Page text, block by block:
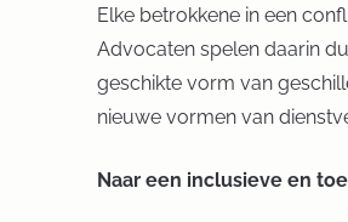
Elke betrokkene in een
Advocaten spelen daarin
geschikte vorm van
nieuwe vormen van
Naar een inclusieve en